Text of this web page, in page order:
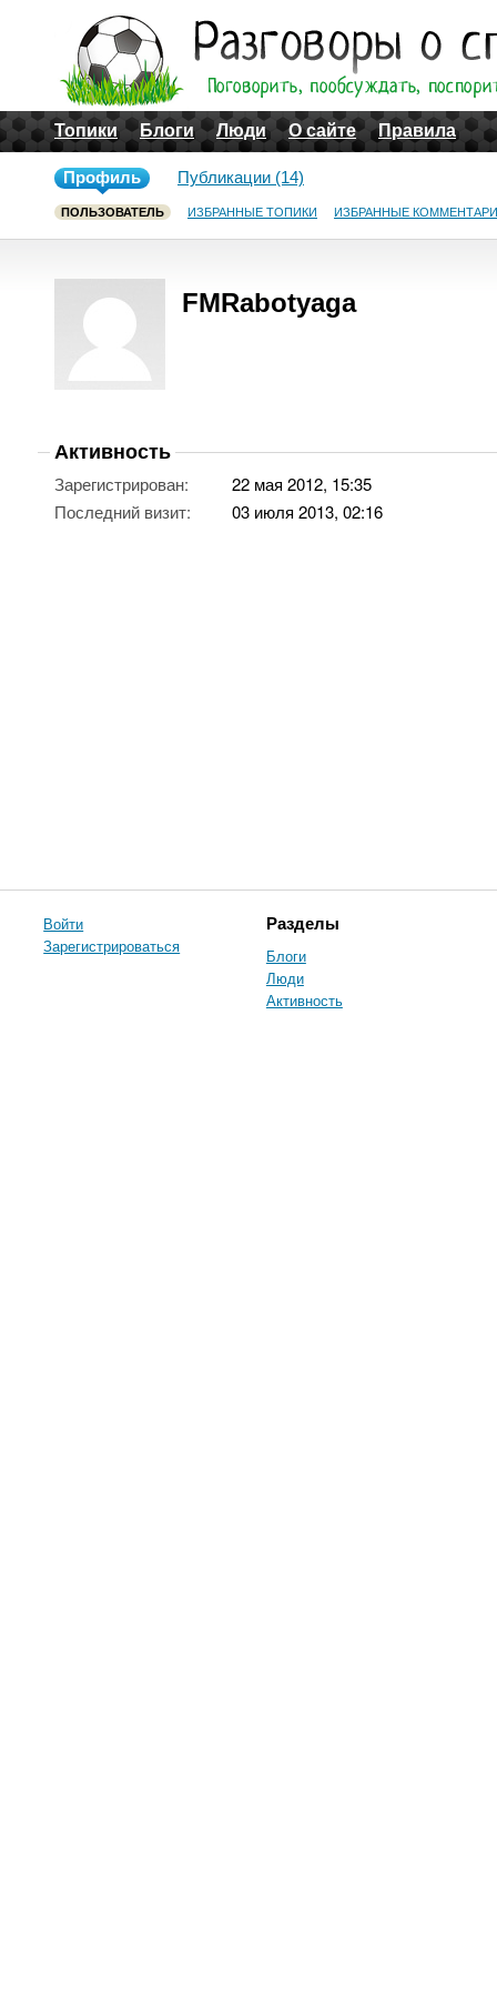
Топики Блоги Люди О сайте Правила
Профиль
ПОЛЬЗОВАТЕЛЬ ИЗБРАННЫЕ ТОПИКИ ИЗБРАННЫЕ
Публикации (14)
FMRabotyaga
Активность
Зарегистрирован:
22 мая 2012, 15:35
Последний визит:
03 июля 2013, 02:16
Войти
Зарегистрироваться
Разделы
Блоги
Люди
Активность